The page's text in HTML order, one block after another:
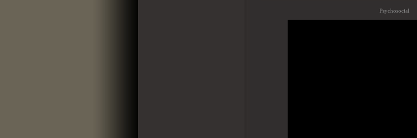
Psychosocial